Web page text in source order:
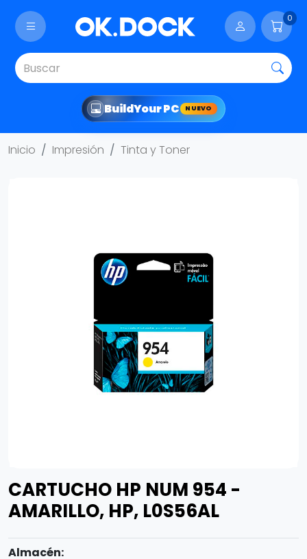
0
BuildYour PC NUEVO
Inicio Impresión Tinta y Toner
CARTUCHO HP NUM 954 -
AMARILLO, HP, L0S56AL
Almacén: